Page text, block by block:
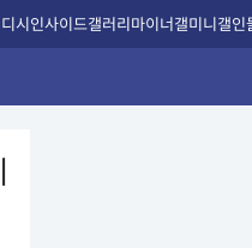
디시인사이드갤러리마이너갤미니갤인